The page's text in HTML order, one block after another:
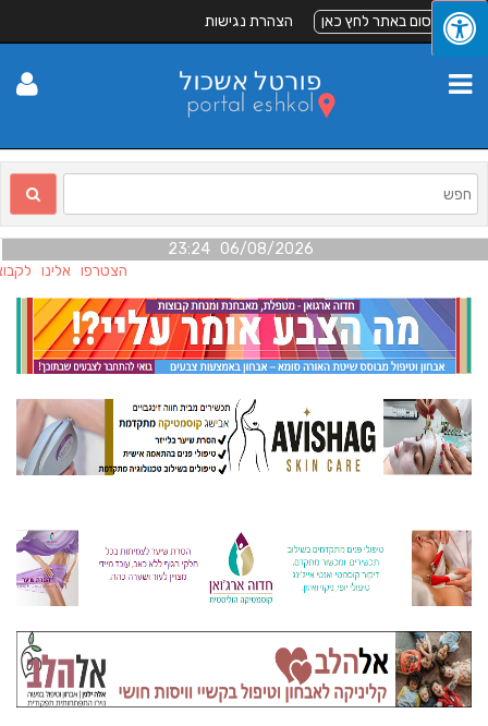
לפרסום באתר לחץ כאן הצהרת נגישות
06/08/2026 23:24
הצטרפו אלינו